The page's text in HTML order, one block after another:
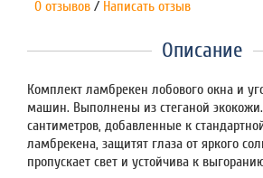
0 отзывов / Написать отзыв
Описание
Комплект ламбрекен лобового окна и
машин. Выполнены из стеганой
сантиметров, добавленные к
ламбрекена, защитят глаза от яркого
пропускает свет и устойчива к